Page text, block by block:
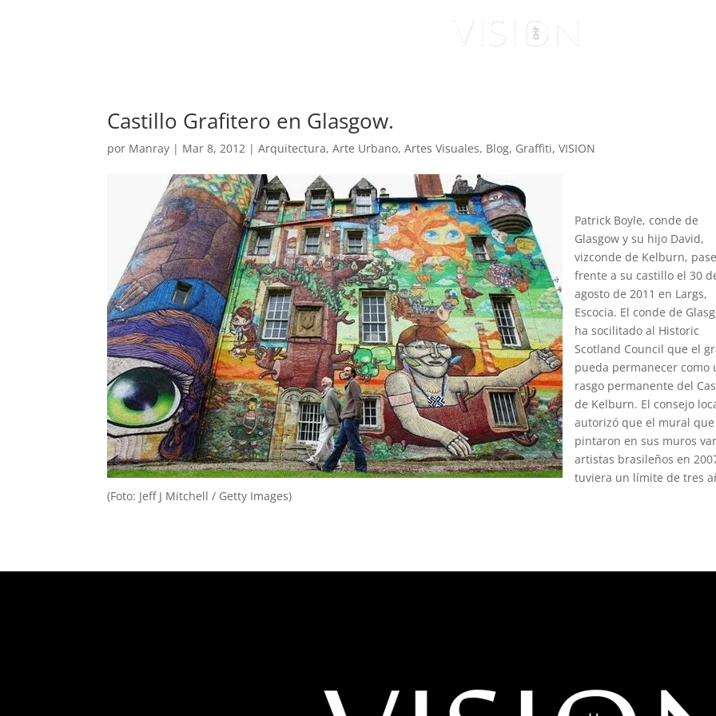
Castillo Grafitero en Glasgow.
por Manray | Mar 8, 2012 |Arquitectura,Arte Urbano,Artes Visuales, Blog, Graffiti,VISION
Patrick Boyle, conde de
Glasgow y su hijo David,
vizconde de Kelburn,
frente a su castillo el 30
agosto de 2011 en Largs,
Escocia. El conde de
ha socilitado al Historic
Scotland Council que el
pueda permanecer como
rasgo permanente del
de Kelburn. El consejo
autorizó que el mural que
pintaron en sus muros
artistas brasileños en
tuviera un límite de tres
(Foto: Jeff J Mitchell / Getty Images)